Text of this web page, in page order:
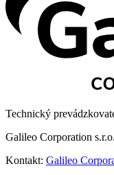
Technický
Galileo Corporation
Kontakt: Galileo